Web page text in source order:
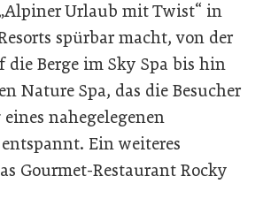
Urlaub mit Twist“ in
spürbar macht, von der
die Berge im Sky Spa bis hin
Nature Spa, das die Besucher
nahegelegenen
Ein weiteres
Gourmet-Restaurant Rocky